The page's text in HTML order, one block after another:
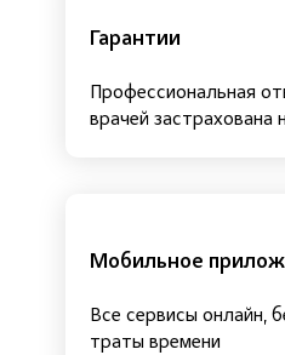
Гарантии
Профессиональная
врачей застрахована
Мобильное
Все сервисы онлайн,
траты времени